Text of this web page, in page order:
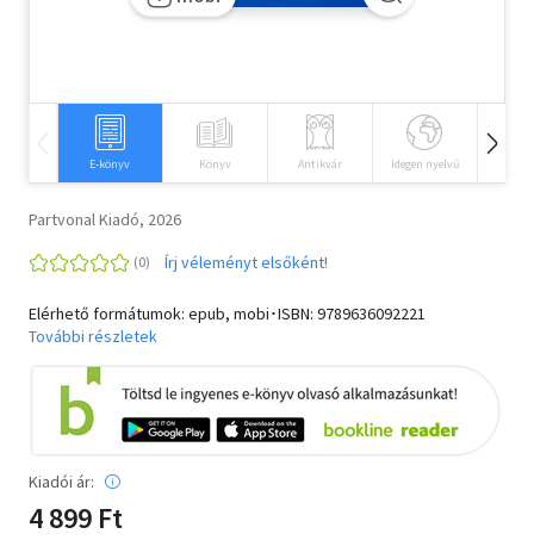
Vallás
E-könyv Könyv Antikvár Idegen nyelvű
Partvonal Kiadó, 2026
Írj véleményt elsőként!
Elérhető formátumok: epub, mobi･ISBN: 9789636092221
További részletek
Kiadói ár:
4 899 Ft